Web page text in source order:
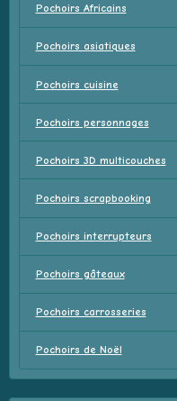
Pochoirs Africains
Pochoirs asiatiques
Pochoirs cuisine
Pochoirs personnages
Pochoirs 3D multicouches
Pochoirs scrapbooking
Pochoirs interrupteurs
Pochoirs gâteaux
Pochoirs carrosseries
Pochoirs de Noël